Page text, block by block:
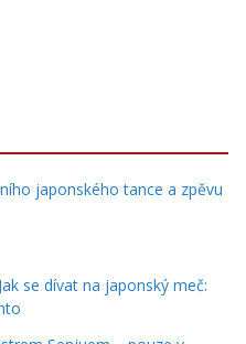
japonského tance a zpěvu
se dívat na japonský meč: